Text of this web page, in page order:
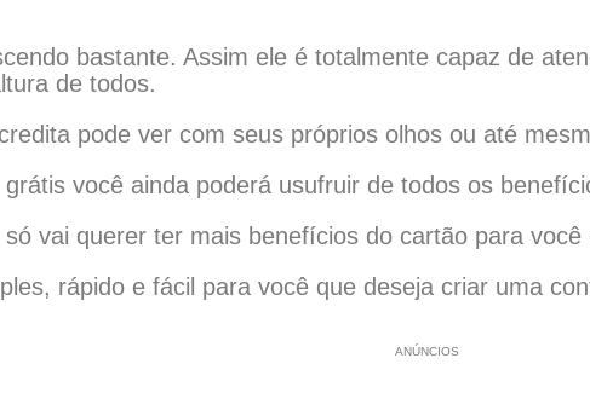
bastante. Assim ele é totalmente capaz de
de todos.
pode ver com seus próprios olhos ou até
você ainda poderá usufruir de todos os
vai querer ter mais benefícios do cartão para
rápido e fácil para você que deseja criar uma
ANÚNCIOS